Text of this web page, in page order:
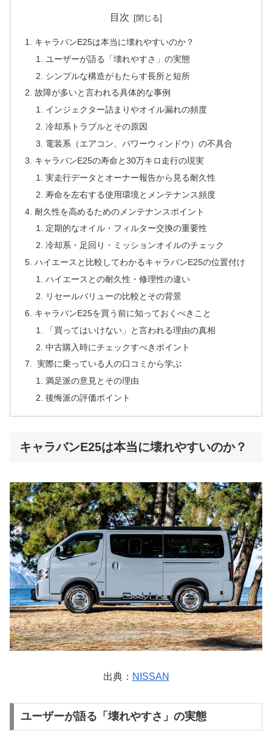
目次
キャラバンE25は本当に壊れやすいのか？
ユーザーが語る「壊れやすさ」の実態
シンプルな構造がもたらす長所と短所
故障が多いと言われる具体的な事例
インジェクター詰まりやオイル漏れの頻度
冷却系トラブルとその原因
電装系（エアコン、パワーウィンドウ）の不具合
キャラバンE25の寿命と30万キロ走行の現実
実走行データとオーナー報告から見る耐久性
寿命を左右する使用環境とメンテナンス頻度
耐久性を高めるためのメンテナンスポイント
定期的なオイル・フィルター交換の重要性
冷却系・足回り・ミッションオイルのチェック
ハイエースと比較してわかるキャラバンE25の位置付け
ハイエースとの耐久性・修理性の違い
リセールバリューの比較とその背景
キャラバンE25を買う前に知っておくべきこと
「買ってはいけない」と言われる理由の真相
中古購入時にチェックすべきポイント
実際に乗っている人の口コミから学ぶ
満足派の意見とその理由
後悔派の評価ポイント
キャラバンE25は本当に壊れやすいのか？
出典： NISSAN
ユーザーが語る「壊れやすさ」の実態